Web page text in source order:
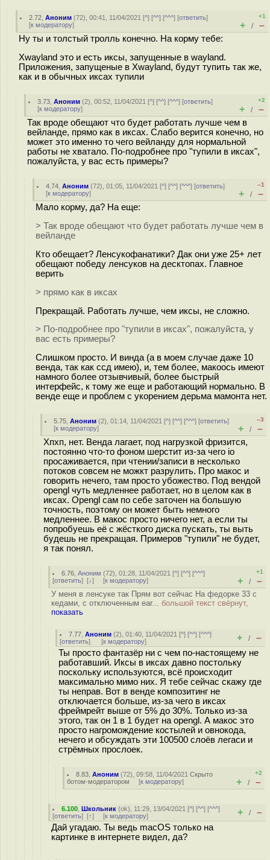
2.72 ,Аноним (72), 00:41, 11/04/2021 [^] [^^] [^^^] [ответить]
[к модератору]
+1
+ / –
Ну ты и толстый тролль конечно. На корму тебе:
Xwayland это и есть иксы, запущенные в wayland.
Приложения, запущеные в Xwayland, будут тупить так же,
как и в обычных иксах тупили
3.73 ,Аноним (2), 00:52, 11/04/2021 [^] [^^] [^^^] [ответить]
[к модератору]
+2
+ / –
Так вроде обещают что будет работать лучше чем в
вейланде, прямо как в иксах. Слабо верится конечно, но
может это именно то чего вейланду для нормальной
работы не хватало. По-подробнее про "тупили в иксах",
пожалуйста, у вас есть примеры?
4.74 ,Аноним (72), 01:05, 11/04/2021 [^] [^^] [^^^] [ответить]
[к модератору]
–1
+ / –
Мало корму, да? На еще:
> Так вроде обещают что будет работать лучше чем в
вейланде
Кто обещает? Ленсукофанатики? Дак они уже 25+ лет
обещают победу ленсуков на десктопах. Главное
верить
> прямо как в иксах
Прекращай. Работать лучше, чем иксы, не сложно.
> По-подробнее про "тупили в иксах", пожалуйста, у
вас есть примеры?
Слишком просто. И винда (а в моем случае даже 10
венда, так как ссд имею), и, тем более, макоось имеют
намного более отзывчивый, более быстрый
интерфейс, к тому же еще и работающий нормально. В
венде еще и проблем с укорением дерьма мамонта нет.
5.75 ,Аноним (2), 01:14, 11/04/2021 [^] [^^] [^^^] [ответить]
[к модератору]
–3
+ / –
Хпхп, нет. Венда лагает, под нагрузкой фризится,
постоянно что-то фоном шерстит из-за чего io
просаживается, при чтении/записи в несколько
потоков совсем не можкт разрулить. Про макос и
говорить нечего, там просто убожество. Под вендой
opengl чуть медленнее работает, но в целом как в
иксах. Opengl сам по себе заточен на большую
точность, поэтому он может быть немного
медленнее. В макос просто ничего нет, а если ты
попробуешь её с жёсткого диска пускать, ты выть
будешь не прекращая. Примеров "тупили" не будет,
я так понял.
6.76 ,Аноним (72), 01:28, 11/04/2021 [^] [^^] [^^^]
[ответить] [↓] [к модератору]
+1
+ / –
У меня в ленсуке так Прям вот сейчас На федорке 33 с
кедами, с отключенным ear... большой текст свёрнут,
показать
7.77 ,Аноним (2), 01:40, 11/04/2021 [^] [^^] [^^^]
[ответить] [к модератору] + / –
Ты просто фантазёр ни с чем по-настоящему не
работавший. Иксы в иксах давно постольку
поскольку используются, всё происходит
максимально мимо них. Я тебе сейчас скажу где
ты неправ. Вот в венде композитинг не
отключается больше, из-за чего в иксах
фреймрейт выше от 5% до 30%. Только из-за
этого, так он 1 в 1 будет на opengl. А макос это
просто нагромождение костылей и овнокода,
нечего и обсуждать эти 100500 слоёв легаси и
стрёмных прослоек.
8.83 ,Аноним (72), 09:58, 11/04/2021Скрыто
ботом-модератором [к модератору]
+2
+ / –
6.100 ,Школьник (ok), 11:29, 13/04/2021 [^] [^^] [^^^]
[ответить] [↑] [к модератору] + / –
Дай угадаю. Ты ведь macOS только на
картинке в интернете видел, да?